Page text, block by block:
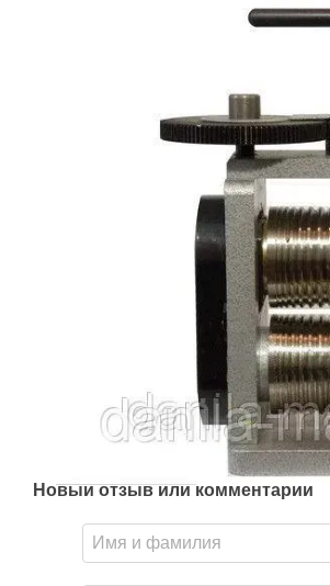
Новый отзыв или комментарий